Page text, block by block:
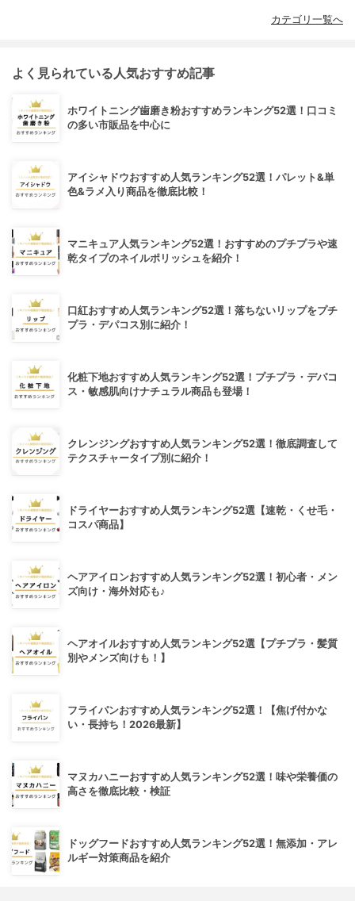
カテゴリ一覧へ
よく見られている人気おすすめ記事
ホワイトニング歯磨き粉おすすめランキング52選！口コミ
の多い市販品を中心に
アイシャドウおすすめ人気ランキング52選！パレット&単
色&ラメ入り商品を徹底比較！
マニキュア人気ランキング52選！おすすめのプチプラや速
乾タイプのネイルポリッシュを紹介！
口紅おすすめ人気ランキング52選！落ちないリップをプチ
プラ・デパコス別に紹介！
化粧下地おすすめ人気ランキング52選！プチプラ・デパコ
ス・敏感肌向けナチュラル商品も登場！
クレンジングおすすめ人気ランキング52選！徹底調査して
テクスチャータイプ別に紹介！
ドライヤーおすすめ人気ランキング52選【速乾・くせ毛・
コスパ商品】
ヘアアイロンおすすめ人気ランキング52選！初心者・メン
ズ向け・海外対応も♪
ヘアオイルおすすめ人気ランキング52選【プチプラ・髪質
別やメンズ向けも！】
フライパンおすすめ人気ランキング52選！【焦げ付かな
い・長持ち！2026最新】
マヌカハニーおすすめ人気ランキング52選！味や栄養価の
高さを徹底比較・検証
ドッグフードおすすめ人気ランキング52選！無添加・アレ
ルギー対策商品を紹介